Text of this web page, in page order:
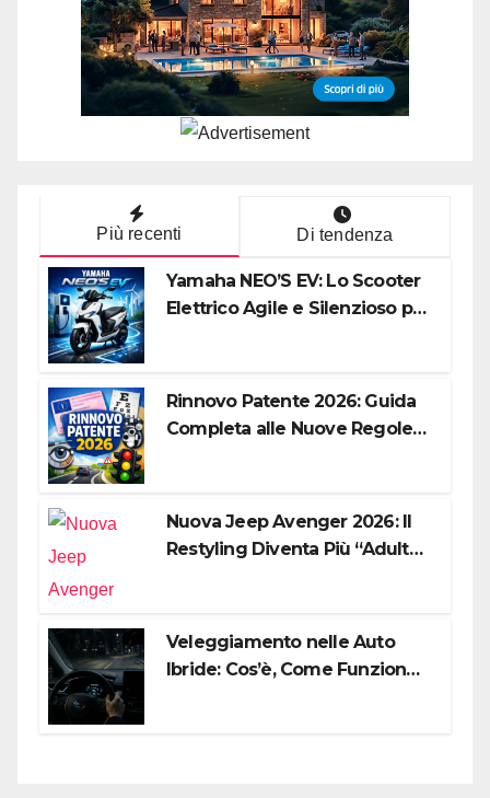
Più recenti Di tendenza
Yamaha NEO’S EV: Lo Scooter
Elettrico Agile e Silenzioso per
Rinnovo Patente 2026: Guida
Completa alle Nuove Regole,
Nuova Jeep Avenger 2026: Il
Restyling Diventa Più “Adulto”,
Veleggiamento nelle Auto
Ibride: Cos’è, Come Funziona e